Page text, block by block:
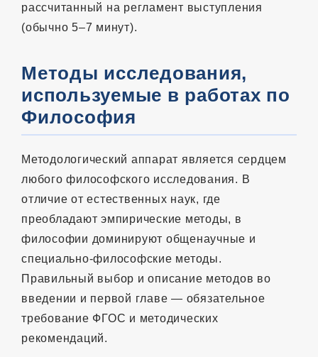
рассчитанный на регламент выступления
(обычно 5–7 минут).
Методы исследования,
используемые в работах по
Философия
Методологический аппарат является сердцем
любого философского исследования. В
отличие от естественных наук, где
преобладают эмпирические методы, в
философии доминируют общенаучные и
специально-философские методы.
Правильный выбор и описание методов во
введении и первой главе — обязательное
требование ФГОС и методических
рекомендаций.